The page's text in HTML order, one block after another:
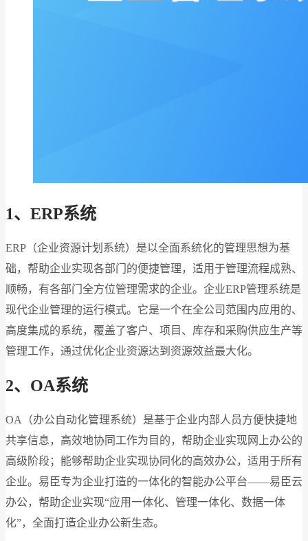
1、ERP系统
ERP（企业资源计划系统）是以全面系统化的管理思想为基
础，帮助企业实现各部门的便捷管理，适用于管理流程成熟、
顺畅，有各部门全方位管理需求的企业。企业ERP管理系统是
现代企业管理的运行模式。它是一个在全公司范围内应用的、
高度集成的系统，覆盖了客户、项目、库存和采购供应生产等
管理工作，通过优化企业资源达到资源效益最大化。
2、OA系统
OA（办公自动化管理系统）是基于企业内部人员方便快捷地
共享信息，高效地协同工作为目的，帮助企业实现网上办公的
高级阶段；能够帮助企业实现协同化的高效办公，适用于所有
企业。易臣专为企业打造的一体化的智能办公平台——易臣云
办公，帮助企业实现“应用一体化、管理一体化、数据一体
化”，全面打造企业办公新生态。